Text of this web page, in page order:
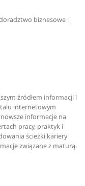
biznesowe |
źródłem informacji i
internetowym
informacje na
pracy, praktyk i
ścieżki kariery
związane z maturą.